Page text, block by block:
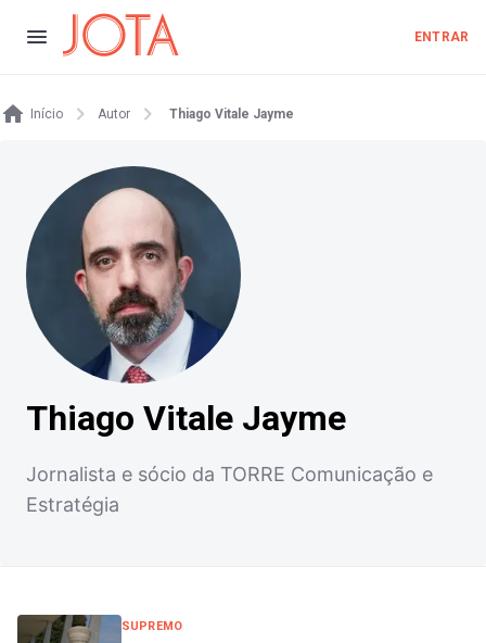
ENTRAR
Início Autor Thiago Vitale Jayme
Thiago Vitale Jayme
Jornalista e sócio da TORRE Comunicação e
Estratégia
SUPREMO